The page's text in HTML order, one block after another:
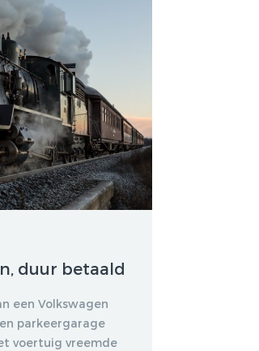
duur betaald
een Volkswagen
parkeergarage
voertuig vreemde